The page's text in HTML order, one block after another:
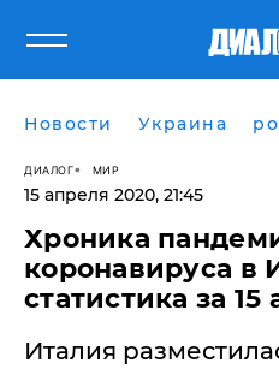
Новости Украина
ДИАЛОГ МИР
15 апреля 2020, 21:45
Хроника
коронавируса в
статистика за 15
Италия